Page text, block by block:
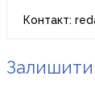
Контакт:
Залишити